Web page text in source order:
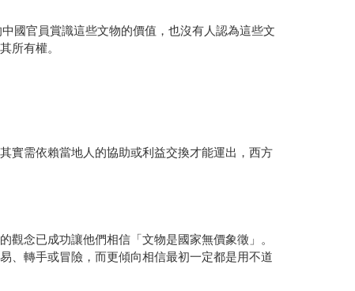
國官員賞識這些文物的價值，也沒有人認為這些文
所有權。
實需依賴當地人的協助或利益交換才能運出，西方
念已成功讓他們相信「文物是國家無價象徵」。
、轉手或冒險，而更傾向相信最初一定都是用不道